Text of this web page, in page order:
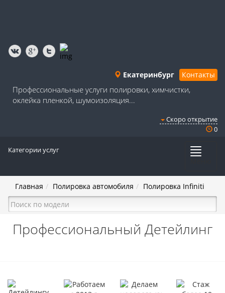
Екатеринбург Контакты
Профессиональные услуги полировки, химчистки,
оклейка пленкой, шумоизоляция...
Скоро открытие
0
Категории услуг
Главная Полировка автомобиля Полировка Infiniti
Профессиональный Детейлинг